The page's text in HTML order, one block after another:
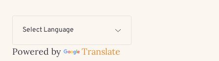
Powered by Translate